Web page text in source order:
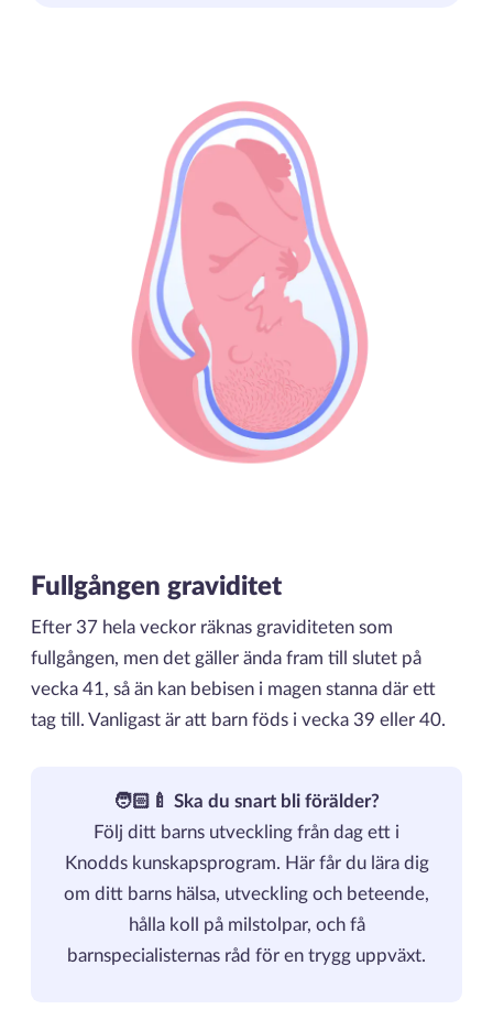
Fullgången graviditet
Efter 37 hela veckor räknas graviditeten som
fullgången, men det gäller ända fram till slutet på
vecka 41, så än kan bebisen i magen stanna där ett
tag till. Vanligast är att barn föds i vecka 39 eller 40.
🧑🏻‍🍼 Ska du snart bli förälder?
Följ ditt barns utveckling från dag ett i
Knodds kunskapsprogram. Här får du lära dig
om ditt barns hälsa, utveckling och beteende,
hålla koll på milstolpar, och få
barnspecialisternas råd för en trygg uppväxt.